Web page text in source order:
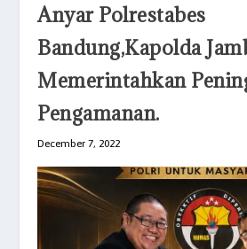
Anyar Polrestabes
Bandung,Kapolda
Memerintahkan
Pengamanan.
December 7, 2022